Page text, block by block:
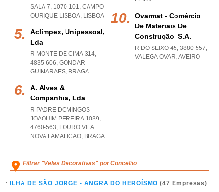
SALA 7, 1070-101, CAMPO
OURIQUE LISBOA, LISBOA
Aclimpex, Unipessoal,
Lda
R MONTE DE CIMA 314,
4835-606, GONDAR
GUIMARAES, BRAGA
A. Alves &
Companhia, Lda
R PADRE DOMINGOS
JOAQUIM PEREIRA 1039,
4760-563, LOURO VILA
NOVA FAMALICAO, BRAGA
Ovarmat - Comércio
De Materiais De
Construção, S.a.
R DO SEIXO 45, 3880-557,
VALEGA OVAR, AVEIRO
Filtrar "Velas Decorativas" por Concelho
ILHA DE SÃO JORGE - ANGRA DO HEROÍSMO (47 Empresas)